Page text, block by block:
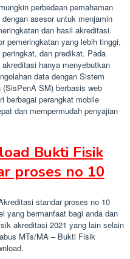
perbedaan pemahaman
asesor untuk menjamin
dan hasil akreditasi.
pemeringkatan yang lebih tinggi,
dan predikat. Pada
hanya menyebutkan
data dengan Sistem
SM) berbasis web
berbagai perangkat mobile
dan mempermudah penyajian
Bukti Fisik
proses no 10
standar proses no 10
yang bermanfaat bagi anda dan
akreditasi 2021 yang lain selain
MTs/MA – Bukti Fisik